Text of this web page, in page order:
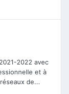
2022 avec
et à
de...